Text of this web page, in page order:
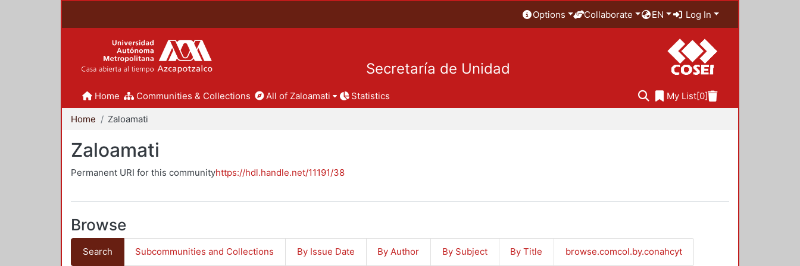
Options Collaborate EN Log In
Secretaría de Unidad
Home Communities & Collections All of Zaloamati Statistics My List[0]
Home Zaloamati
Zaloamati
Permanent URI for this communityhttps://hdl.handle.net/11191/38
Browse
Search Subcommunities and Collections By Issue Date By Author By Subject By Title browse.comcol.by.conahcyt